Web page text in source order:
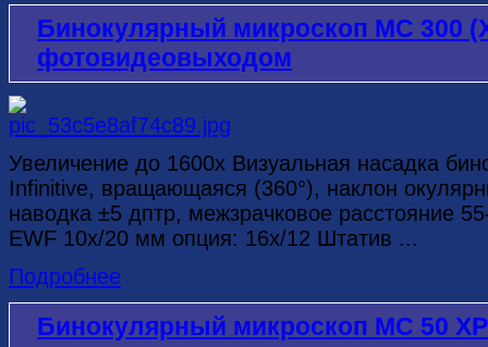
Бинокулярный микроскоп MC 300
фотовидеовыходом
Увеличение до 1600х Визуальная насадка
Infinitive, вращающаяся (360°), наклон
наводка ±5 дптр, межзрачковое расстояние
EWF 10х/20 мм опция: 16х/12 Штатив ...
Подробнее
Бинокулярный микроскоп MC 50 ХР